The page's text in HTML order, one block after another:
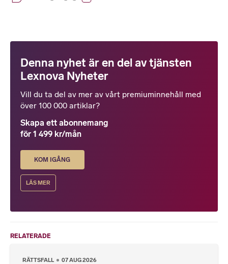
Denna nyhet är en del av tjänsten
Lexnova Nyheter
Vill du ta del av mer av vårt premiuminnehåll med
över 100 000 artiklar?
Skapa ett abonnemang
för 1 499 kr/mån
KOM IGÅNG
LÄS MER
RELATERADE
RÄTTSFALL 07 AUG 2026